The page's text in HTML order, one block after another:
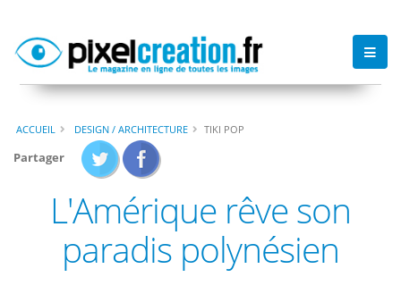
ACCUEIL DESIGN / ARCHITECTURE TIKI POP
Partager
L'Amérique rêve son
paradis polynésien